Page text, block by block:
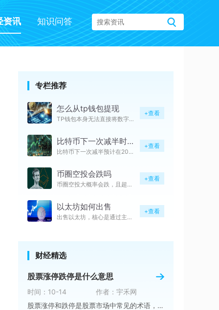
资讯 知识问答
专栏推荐
怎么从tp钱包提现
TP钱包本身无法直接将数字资产
+查看
比特币下一次减半时间是多久
比特币下一次减半预计在2028
+查看
币圈空投会跌吗
币圈空投大概率会跌，且超八成空
+查看
以太坊如何出售
出售以太坊，核心是通过主流中心
+查看
财经精选
股票涨停跌停是什么意思
时间：10-14
作者：宇禾网
股票涨停和跌停是股票市场中常见的术语，用来描